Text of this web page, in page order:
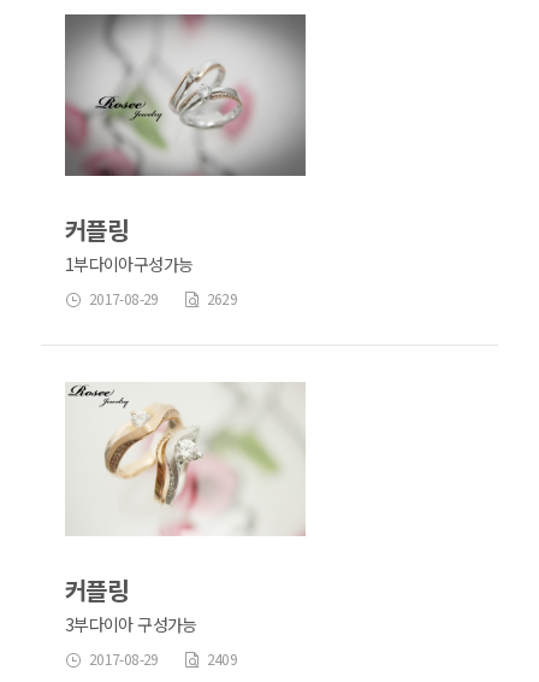
커플링
1부다이아구성가능
2017-08-29 2629
커플링
3부다이아 구성가능
2017-08-29 2409